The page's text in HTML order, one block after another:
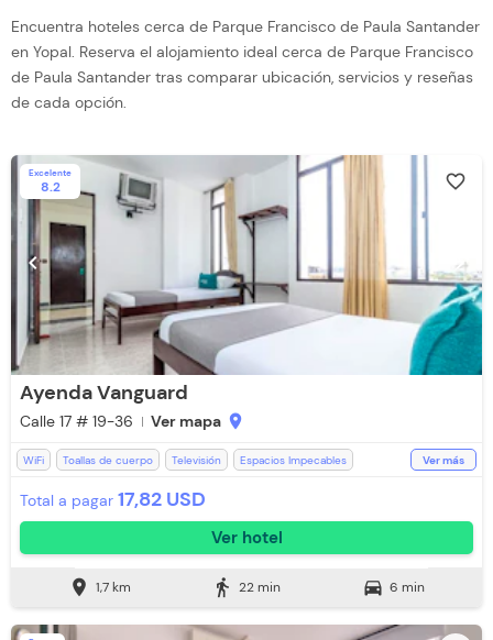
Encuentra hoteles cerca de Parque Francisco de Paula Santander
en Yopal. Reserva el alojamiento ideal cerca de Parque Francisco
de Paula Santander tras comparar ubicación, servicios y reseñas
de cada opción.
Excelente
8.2 favorite_border
chevron_left chevron_right
Ayenda Vanguard
Calle 17 # 19-36 Ver mapa location_on
WiFi Toallas de cuerpo Televisión
Espacios Impecables
Baño Privado Botella de agua
Ver más
Total a pagar 17,82 USD
Ver hotel
location_on 1,7 km directions_walk 22 min directions_car 6 min